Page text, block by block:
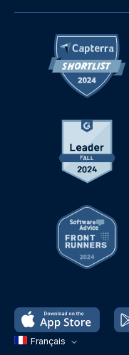
Français